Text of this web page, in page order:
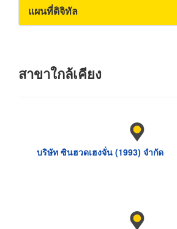
แผนที่ดิจิทัล
สาขาใกล้เคียง
บริษัท ซินฮวดเฮงจั่น (1993) จำกัด